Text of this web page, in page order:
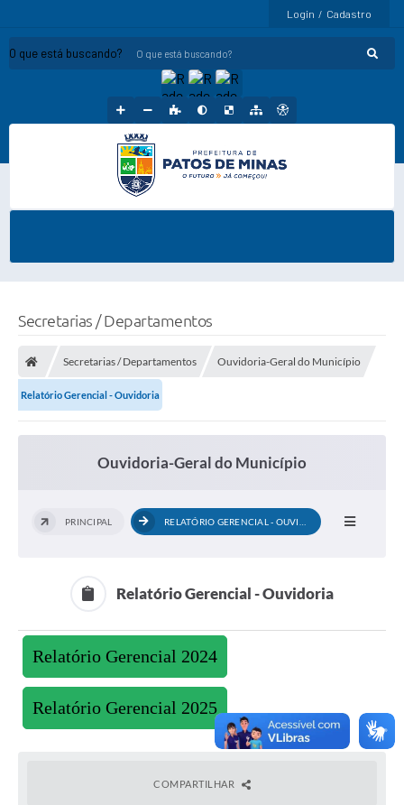
Login / Cadastro
O que está buscando?
Secretarias / Departamentos
Secretarias / Departamentos Ouvidoria-Geral do Município
Relatório Gerencial - Ouvidoria
Ouvidoria-Geral do Município
PRINCIPAL
Relatório Gerencial - Ouvidoria
Relatório Gerencial 2024
Relatório Gerencial 2025
COMPARTILHAR